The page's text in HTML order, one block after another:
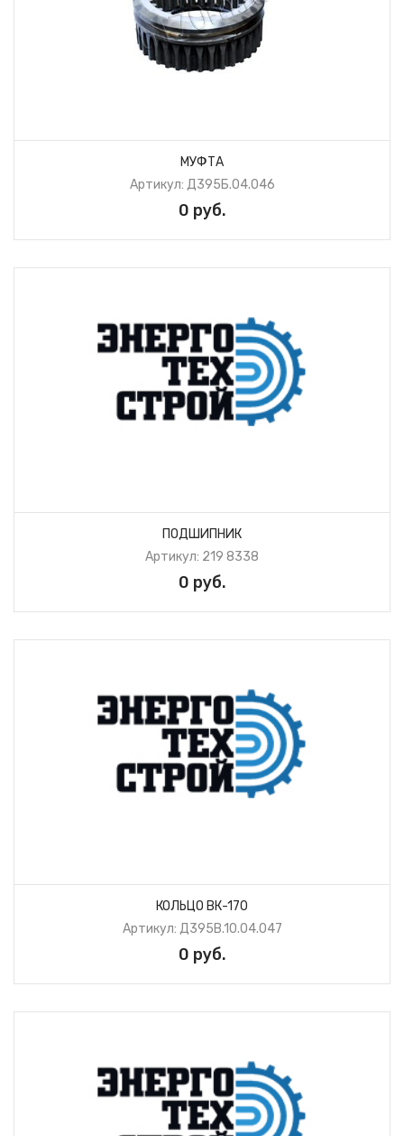
МУФТА
Артикул: Д395Б.04.046
0 руб.
ПОДШИПНИК
Артикул: 219 8338
0 руб.
КОЛЬЦО ВК-170
Артикул: Д395В.10.04.047
0 руб.